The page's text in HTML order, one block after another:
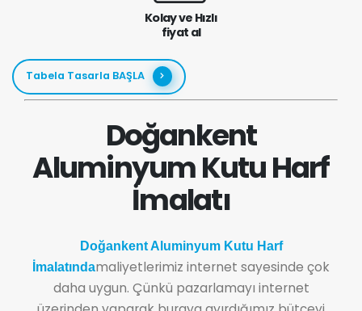
Kolay ve Hızlı
fiyat al
Tabela Tasarla BAŞLA
Doğankent
Aluminyum Kutu Harf
İmalatı
Doğankent Aluminyum Kutu Harf
İmalatındamaliyetlerimiz internet sayesinde çok
daha uygun. Çünkü pazarlamayı internet